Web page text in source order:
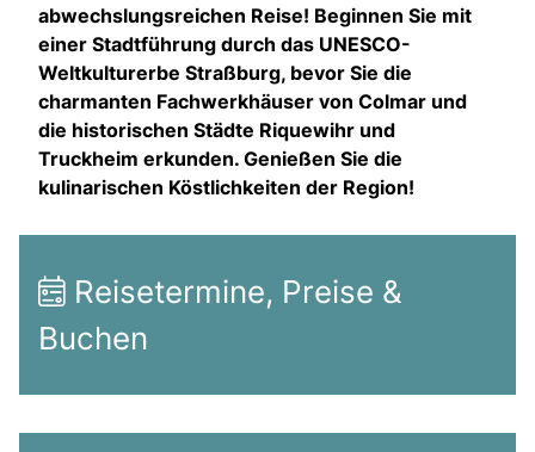
abwechslungsreichen Reise! Beginnen Sie mit
einer Stadtführung durch das UNESCO-
Weltkulturerbe Straßburg, bevor Sie die
charmanten Fachwerkhäuser von Colmar und
die historischen Städte Riquewihr und
Truckheim erkunden. Genießen Sie die
kulinarischen Köstlichkeiten der Region!
Reisetermine, Preise &
Buchen